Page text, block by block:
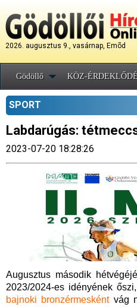
2026. augusztus 9., vasárnap, Emõd
Gödöllő KÖZ-
SPORT
Labdarúgás:
2023-07-20 18:28:26
Augusztus második
2023/2024-es idényének
bajnoki bronzérmeskéntvág